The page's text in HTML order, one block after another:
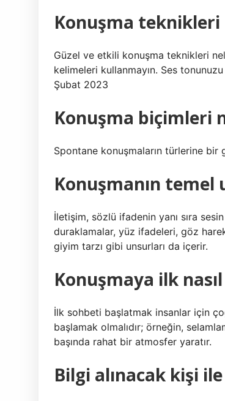
Konuşma teknikleri
Güzel ve etkili konuşma teknikleri
kelimeleri kullanmayın. Ses
Şubat 2023
Konuşma biçimleri
Spontane konuşmaların türlerine
Konuşmanın temel
İletişim, sözlü ifadenin yanı sıra
duraklamalar, yüz ifadeleri, göz
giyim tarzı gibi unsurları da içerir.
Konuşmaya ilk
İlk sohbeti başlatmak insanlar için
başlamak olmalıdır; örneğin,
başında rahat bir atmosfer yaratır.
Bilgi alınacak kişi